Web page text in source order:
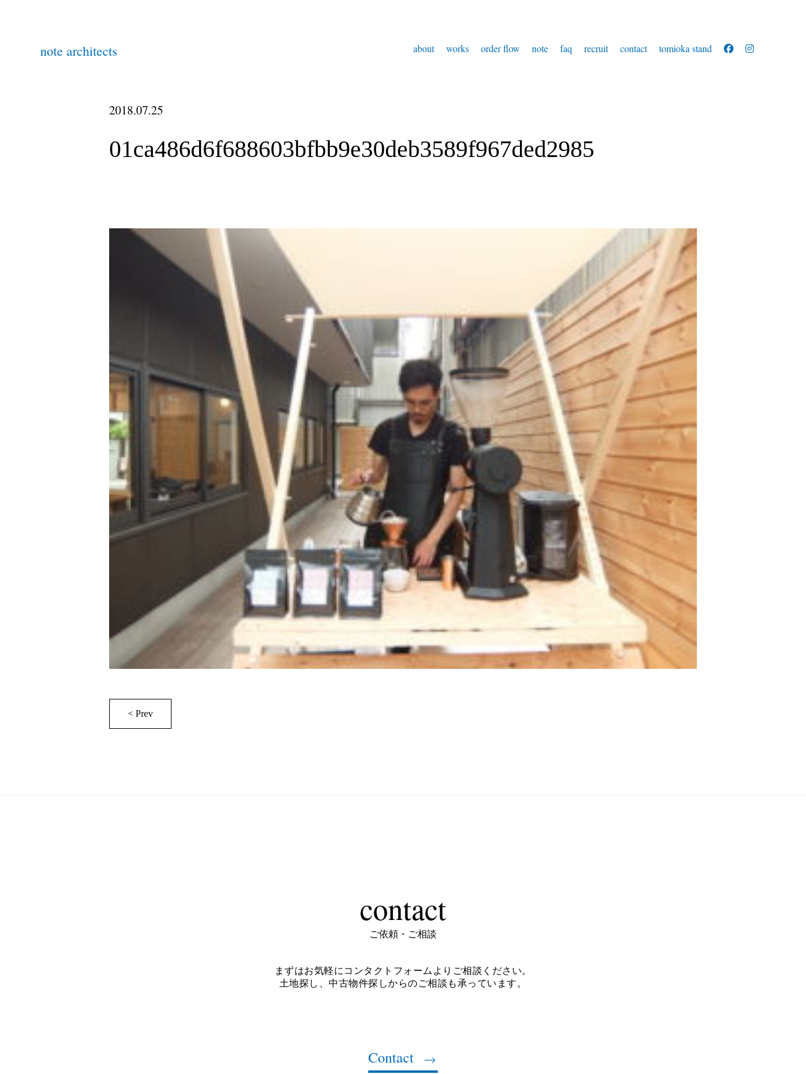
note architects about works order flow note faq recruit contact tomioka stand
2018.07.25
01ca486d6f688603bfbb9e30deb3589f967ded2985
< Prev
contact
ご依頼・ご相談
まずはお気軽にコンタクトフォームよりご相談ください。
土地探し、中古物件探しからのご相談も承っています。
Contact